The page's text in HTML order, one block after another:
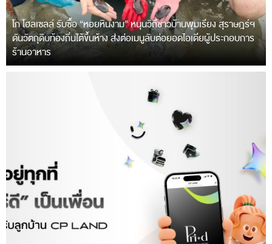
โก โฮลเซลล์ รับซื้อ “หอยหินงาม” หนุนวิถีชาวบ้านพุมเรียง สุราษฎร์ฯ
ดันวัตถุดิบท้องถิ่นใต้ขึ้นห้าง ส่งต่อเมนูลับต่อยอดไอเดียผู้ประกอบการ
ร้านอาหาร